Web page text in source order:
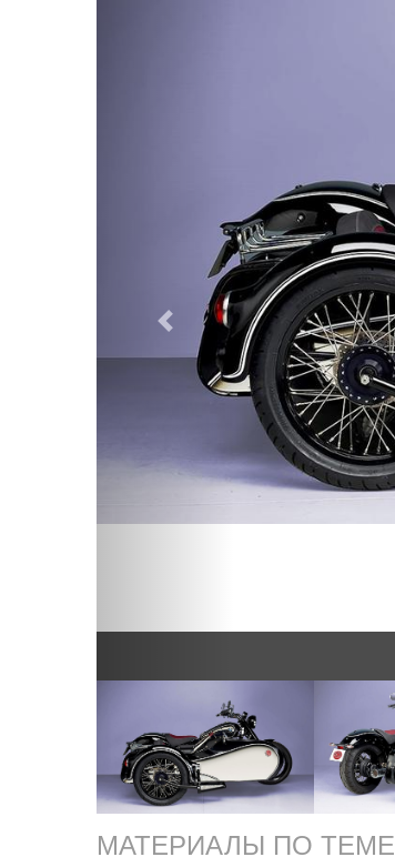
Предыдущий
МАТЕРИАЛЫ ПО ТЕМЕ